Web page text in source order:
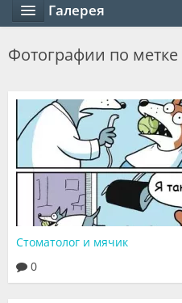
Галерея
Обучение
Вакансии
Резюме
Объявления
Видео
Форум
Фотографии по метке
Стоматолог и мячик
0